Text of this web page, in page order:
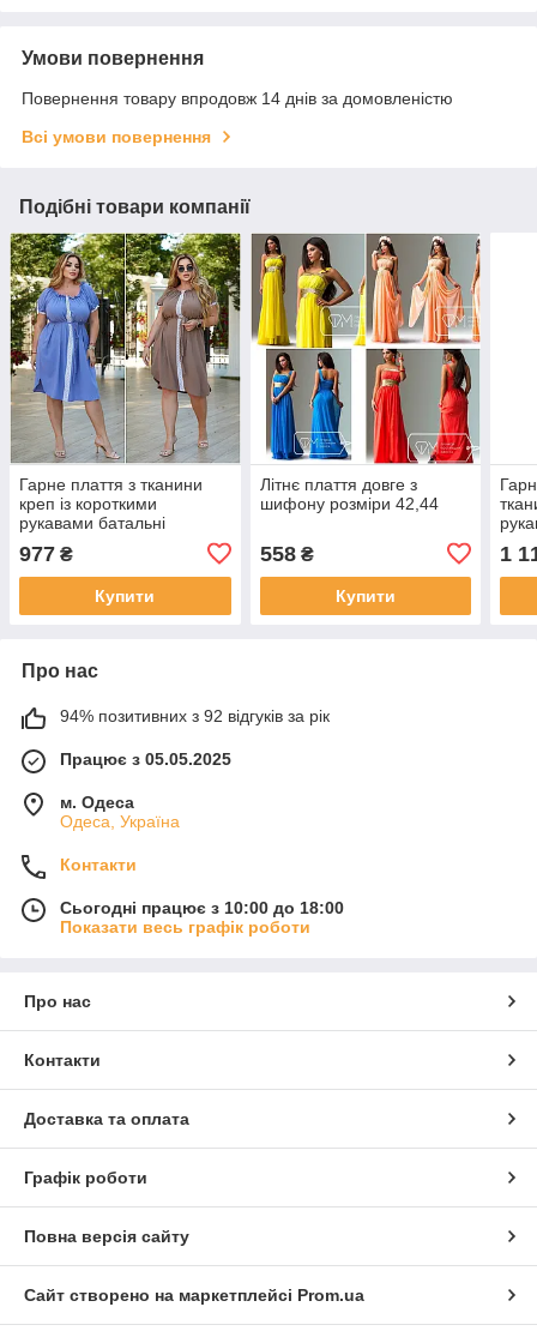
Умови повернення
Повернення товару впродовж 14 днів за домовленістю
Всі умови повернення
Подібні товари компанії
Гарне плаття з тканини
креп із короткими
рукавами батальні
977 ₴
Купити
Літнє плаття довге з
шифону розміри 42,44
558₴
Купити
1
Про нас
94% позитивних з 92 відгуків за рік
Працює з 05.05.2025
м. Одеса
Одеса, Україна
Контакти
Сьогодні працює з 10:00 до 18:00
Показати весь графік роботи
Про нас
Контакти
Доставка та оплата
Графік роботи
Повна версія сайту
Сайт створено на маркетплейсі Prom.ua